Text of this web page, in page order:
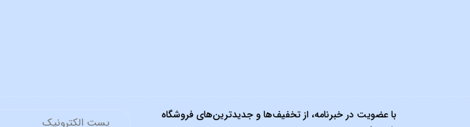
با عضویت در خبرنامه، از تخفیف‌ها و جدیدترین‌های فروشگاه